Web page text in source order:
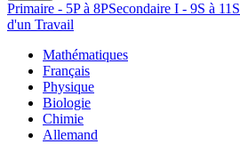
Primaire - 5P à 8PSecondaire I - 9S à 11S
d'un Travail
Mathématiques
Français
Physique
Biologie
Chimie
Allemand